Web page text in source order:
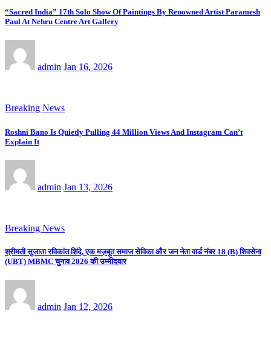
“Sacred India” 17th Solo Show Of Paintings By Renowned Artist Paramesh
Paul At Nehru Centre Art Gallery
admin Jan 16, 2026
Breaking News
Roshni Bano Is Quietly Pulling 44 Million Views And Instagram Can’t
Explain It
admin Jan 13, 2026
Breaking News
श्रीमती सुजाता रविकांत शिंदे, एक मज़बूत समाज सेविका और जन नेता वार्ड नंबर 18 (B) शिवसेना
(UBT) MBMC चुनाव 2026 की उम्मीदवार
admin Jan 12, 2026